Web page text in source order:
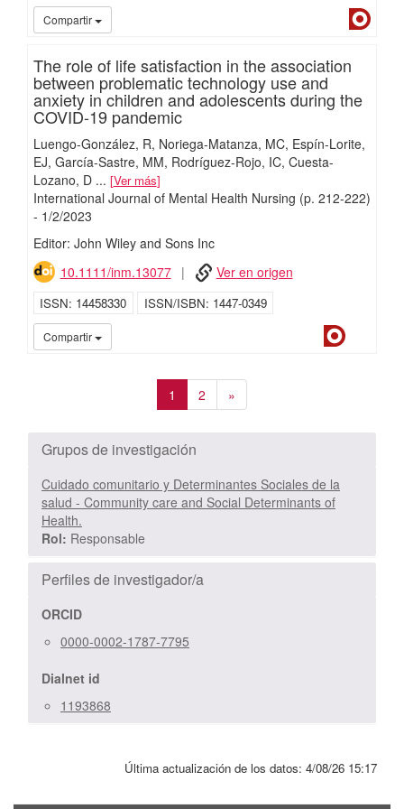
Compartir
The role of life satisfaction in the association
between problematic technology use and
anxiety in children and adolescents during the
COVID-19 pandemic
Luengo-González, R Noriega-Matanza, MC Espín-Lorite,
EJ García-Sastre, MM Rodríguez-Rojo, IC Cuesta-
Lozano, D ... Ver más
International Journal of Mental Health Nursing (p. 212-222)
- 1/2/2023
Editor: John Wiley and Sons Inc
10.1111/inm.13077
Ver en origen
ISSN 14458330 ISSN/ISBN 1447-0349
Compartir
1 2 »
Grupos de investigación
Cuidado comunitario y Determinantes Sociales de la
salud - Community care and Social Determinants of
Health.
Rol: Responsable
Perfiles de investigador/a
ORCID
0000-0002-1787-7795
Dialnet id
1193868
Última actualización de los datos: 4/08/26 15:17